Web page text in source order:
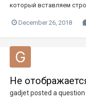
который вставляем
отступ снизу (зеленного
December 26, 2018
Не
gadjetposted a question